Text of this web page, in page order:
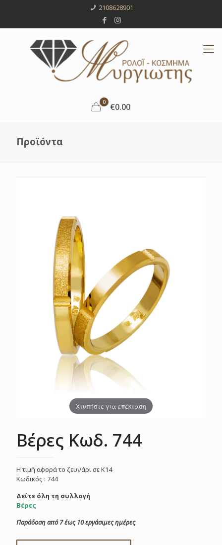
2108628901
0 €0.00
Προϊόντα
Χτυπήστε για επέκταση
Βέρες Κωδ. 744
Η τιμή αφορά το ζευγάρι σε Κ14
Κωδικός : 744
Δείτε όλη τη συλλογή
Βέρες
Παράδοση από 7 έως 10 εργάσιμες ημέρες